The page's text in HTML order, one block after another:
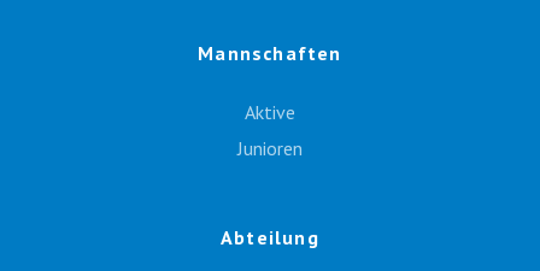
Mannschaften
Aktive
Junioren
Abteilung